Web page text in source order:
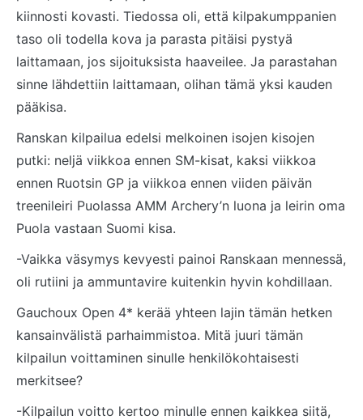
kiinnosti kovasti. Tiedossa oli, että kilpakumppanien
taso oli todella kova ja parasta pitäisi pystyä
laittamaan, jos sijoituksista haaveilee. Ja parastahan
sinne lähdettiin laittamaan, olihan tämä yksi kauden
pääkisa.
Ranskan kilpailua edelsi melkoinen isojen kisojen
putki: neljä viikkoa ennen SM-kisat, kaksi viikkoa
ennen Ruotsin GP ja viikkoa ennen viiden päivän
treenileiri Puolassa AMM Archery’n luona ja leirin oma
Puola vastaan Suomi kisa.
-Vaikka väsymys kevyesti painoi Ranskaan mennessä,
oli rutiini ja ammuntavire kuitenkin hyvin kohdillaan.
Gauchoux Open 4* kerää yhteen lajin tämän hetken
kansainvälistä parhaimmistoa. Mitä juuri tämän
kilpailun voittaminen sinulle henkilökohtaisesti
merkitsee?
-Kilpailun voitto kertoo minulle ennen kaikkea siitä,